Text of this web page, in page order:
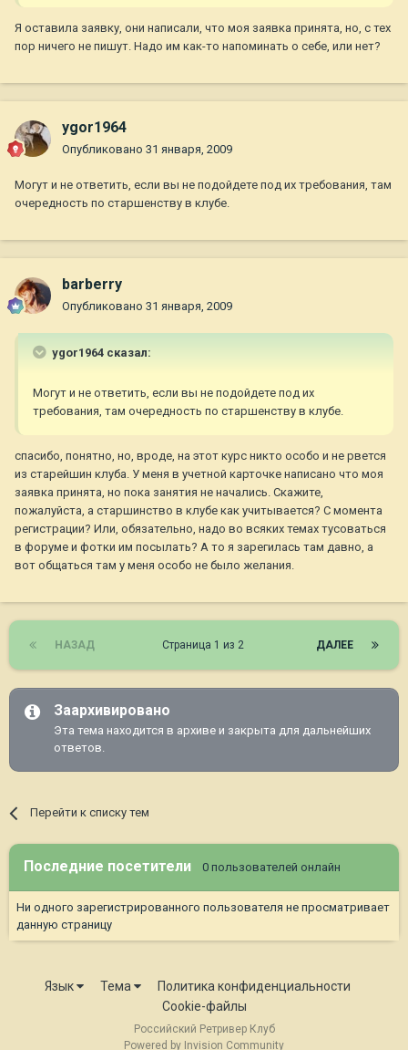
Я оставила заявку, они написали, что моя заявка принята, но, с тех
пор ничего не пишут. Надо им как-то напоминать о себе, или нет?
ygor1964
Опубликовано 31 января, 2009
Могут и не ответить, если вы не подойдете под их требования, там
очередность по старшенству в клубе.
barberry
Опубликовано 31 января, 2009
ygor1964 сказал:
Могут и не ответить, если вы не подойдете под их
требования, там очередность по старшенству в клубе.
спасибо, понятно, но, вроде, на этот курс никто особо и не рвется
из старейшин клуба. У меня в учетной карточке написано что моя
заявка принята, но пока занятия не начались. Скажите,
пожалуйста, а старшинство в клубе как учитывается? С момента
регистрации? Или, обязательно, надо во всяких темах тусоваться
в форуме и фотки им посылать? А то я зарегилась там давно, а
вот общаться там у меня особо не было желания.
НАЗАД ДАЛЕЕ
Страница 1 из 2
Заархивировано
Эта тема находится в архиве и закрыта для дальнейших
ответов.
Перейти к списку тем
Последние посетители 0 пользователей онлайн
Ни одного зарегистрированного пользователя не просматривает
данную страницу
Язык Тема
Политика конфиденциальности
Cookie-файлы
Российский Ретривер Клуб
Powered by Invision Community